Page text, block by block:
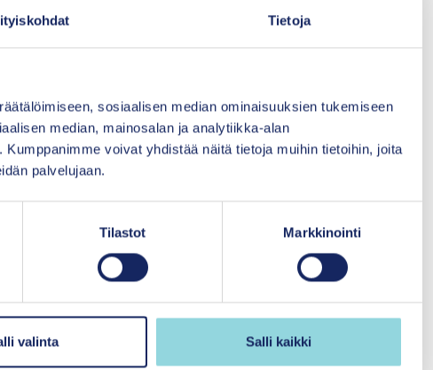
Tietoja
sosiaalisen median ominaisuuksien tukemiseen
median, mainosalan ja analytiikka-alan
voivat yhdistää näitä tietoja muihin tietoihin, joita
palvelujaan.
Tilastot Markkinointi
valinta Salli kaikki
ilmiöt on tunnistettava hyvissä
ja otettava käyttöön vaikuttaviksi todettujen
hyödynnettävä päätöksenteossa. Tietoon
tai ahdistus. Kaikkia näitä tulee
mahdollista tunnistaa ajoissa ja hoitaa
kouluihin ja sosiaali- ja terveydenhuoltoon –
mahdolliseen näyttöön pohjautuvia